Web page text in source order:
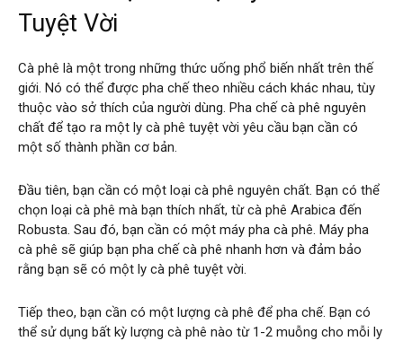
Tuyệt Vời
Cà phê là một trong những thức uống phổ biến nhất trên thế
giới. Nó có thể được pha chế theo nhiều cách khác nhau, tùy
thuộc vào sở thích của người dùng. Pha chế cà phê nguyên
chất để tạo ra một ly cà phê tuyệt vời yêu cầu bạn cần có
một số thành phần cơ bản.
Đầu tiên, bạn cần có một loại cà phê nguyên chất. Bạn có thể
chọn loại cà phê mà bạn thích nhất, từ cà phê Arabica đến
Robusta. Sau đó, bạn cần có một máy pha cà phê. Máy pha
cà phê sẽ giúp bạn pha chế cà phê nhanh hơn và đảm bảo
rằng bạn sẽ có một ly cà phê tuyệt vời.
Tiếp theo, bạn cần có một lượng cà phê để pha chế. Bạn có
thể sử dụng bất kỳ lượng cà phê nào từ 1-2 muỗng cho mỗi ly